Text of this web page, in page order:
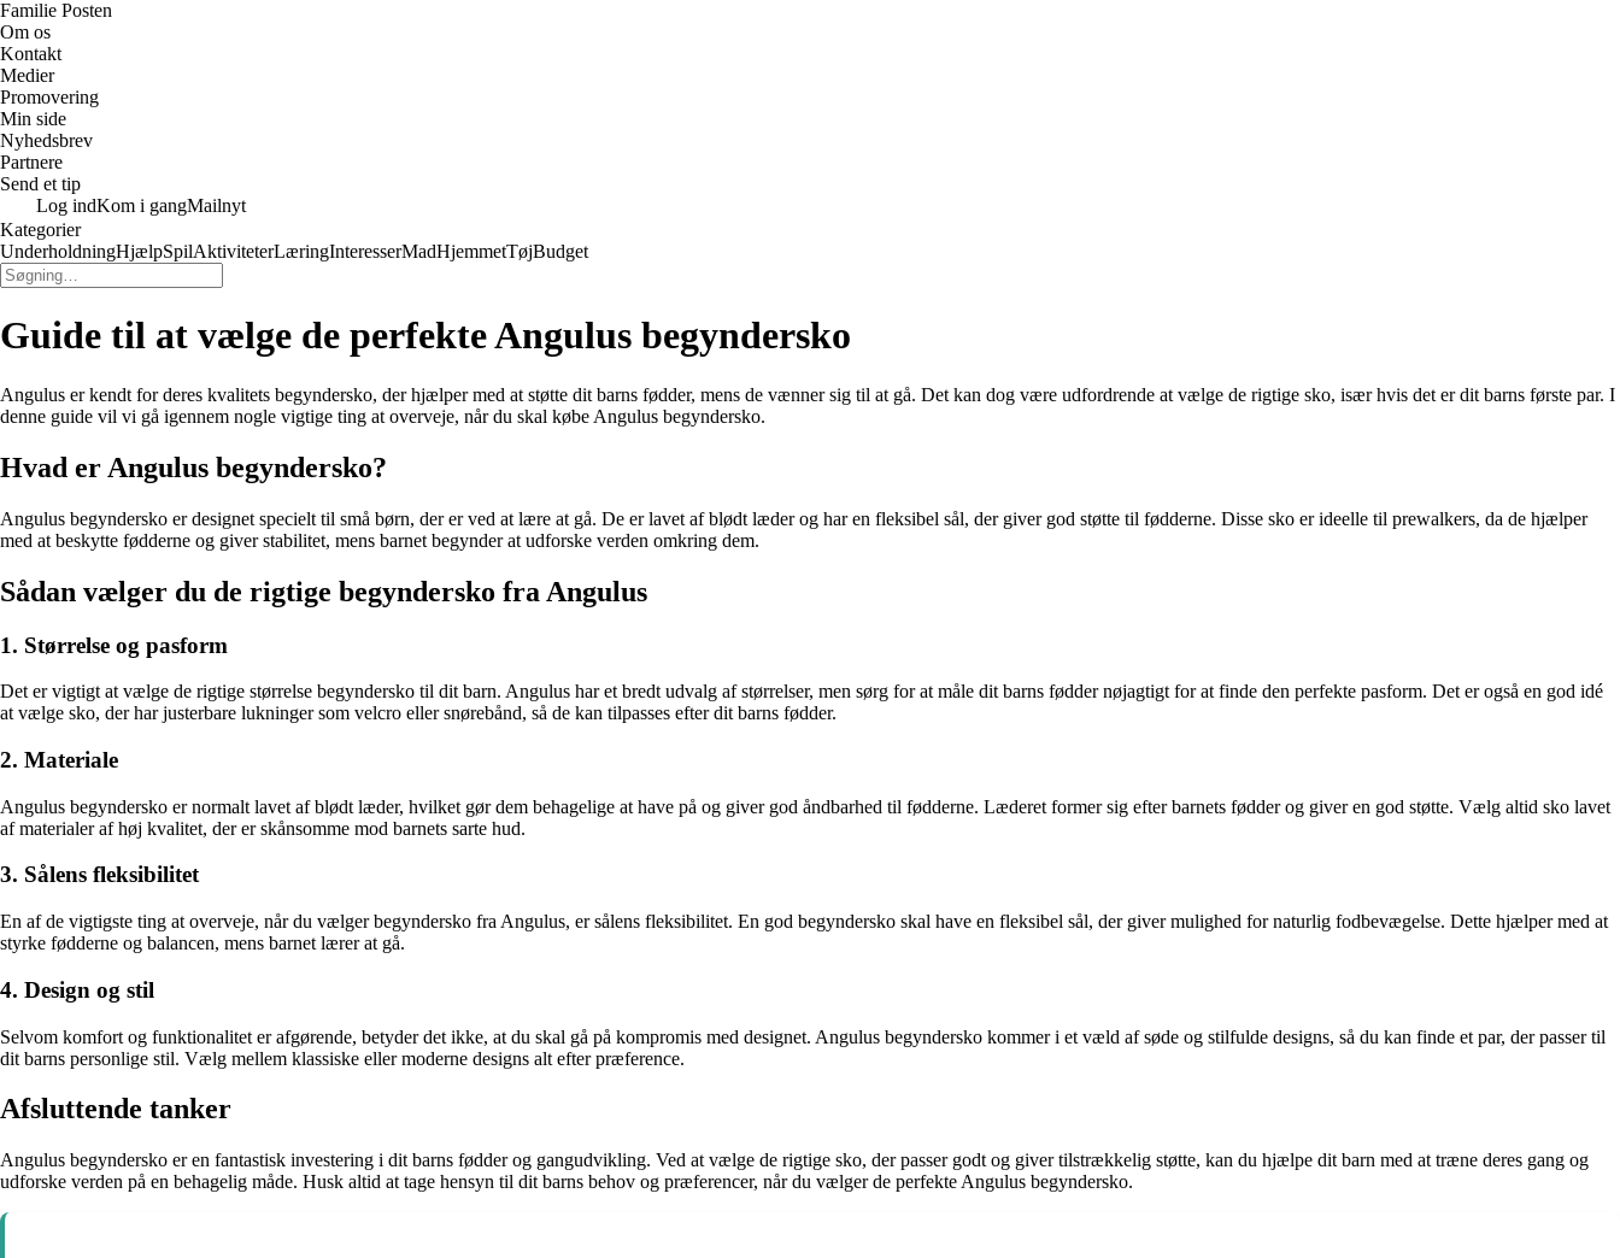
Familie Posten
Om os
Kontakt
Medier
Promovering
Min side
Nyhedsbrev
Partnere
Send et tip
Log indKom i gangMailnyt
Kategorier
UnderholdningHjælpSpilAktiviteterLæringInteresserMadHjemmetTøjBudget
Guide til at vælge de perfekte Angulus begyndersko
Angulus er kendt for deres kvalitets begyndersko, der hjælper med at støtte dit barns fødder, mens de vænner sig til at gå. Det kan dog være udfordrende at vælge de rigtige sko, især hvis det er dit barns første par. I
denne guide vil vi gå igennem nogle vigtige ting at overveje, når du skal købe Angulus begyndersko.
Hvad er Angulus begyndersko?
Angulus begyndersko er designet specielt til små børn, der er ved at lære at gå. De er lavet af blødt læder og har en fleksibel sål, der giver god støtte til fødderne. Disse sko er ideelle til prewalkers, da de hjælper
med at beskytte fødderne og giver stabilitet, mens barnet begynder at udforske verden omkring dem.
Sådan vælger du de rigtige begyndersko fra Angulus
1. Størrelse og pasform
Det er vigtigt at vælge de rigtige størrelse begyndersko til dit barn. Angulus har et bredt udvalg af størrelser, men sørg for at måle dit barns fødder nøjagtigt for at finde den perfekte pasform. Det er også en god idé
at vælge sko, der har justerbare lukninger som velcro eller snørebånd, så de kan tilpasses efter dit barns fødder.
2. Materiale
Angulus begyndersko er normalt lavet af blødt læder, hvilket gør dem behagelige at have på og giver god åndbarhed til fødderne. Læderet former sig efter barnets fødder og giver en god støtte. Vælg altid sko lavet
af materialer af høj kvalitet, der er skånsomme mod barnets sarte hud.
3. Sålens fleksibilitet
En af de vigtigste ting at overveje, når du vælger begyndersko fra Angulus, er sålens fleksibilitet. En god begyndersko skal have en fleksibel sål, der giver mulighed for naturlig fodbevægelse. Dette hjælper med at
styrke fødderne og balancen, mens barnet lærer at gå.
4. Design og stil
Selvom komfort og funktionalitet er afgørende, betyder det ikke, at du skal gå på kompromis med designet. Angulus begyndersko kommer i et væld af søde og stilfulde designs, så du kan finde et par, der passer til
dit barns personlige stil. Vælg mellem klassiske eller moderne designs alt efter præference.
Afsluttende tanker
Angulus begyndersko er en fantastisk investering i dit barns fødder og gangudvikling. Ved at vælge de rigtige sko, der passer godt og giver tilstrækkelig støtte, kan du hjælpe dit barn med at træne deres gang og
udforske verden på en behagelig måde. Husk altid at tage hensyn til dit barns behov og præferencer, når du vælger de perfekte Angulus begyndersko.